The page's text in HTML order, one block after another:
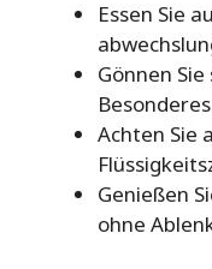
Essen Sie
Gönnen
Achten Sie
Genießen
ohne